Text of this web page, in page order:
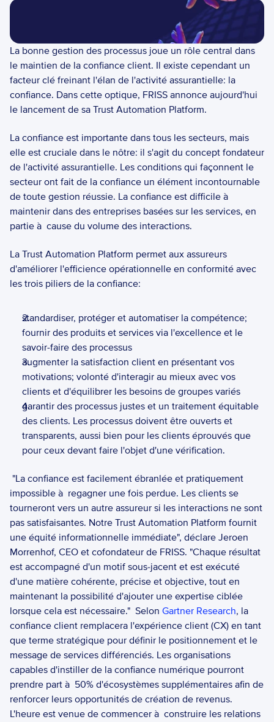
La bonne gestion des processus joue un rôle central dans
le maintien de la confiance client. Il existe cependant un
facteur clé freinant l'élan de l'activité assurantielle: la
confiance. Dans cette optique, FRISS annonce aujourd'hui
le lancement de sa Trust Automation Platform.
La confiance est importante dans tous les secteurs, mais
elle est cruciale dans le nôtre: il s'agit du concept fondateur
de l'activité assurantielle. Les conditions qui façonnent le
secteur ont fait de la confiance un élément incontournable
de toute gestion réussie. La confiance est difficile à
maintenir dans des entreprises basées sur les services, en
partie à  cause du volume des interactions.
La Trust Automation Platform permet aux assureurs
d'améliorer l'efficience opérationnelle en conformité avec
les trois piliers de la confiance:
standardiser, protéger et automatiser la compétence;
fournir des produits et services via l'excellence et le
savoir-faire des processus
augmenter la satisfaction client en présentant vos
motivations; volonté d'interagir au mieux avec vos
clients et d'équilibrer les besoins de groupes variés
garantir des processus justes et un traitement équitable
des clients. Les processus doivent être ouverts et
transparents, aussi bien pour les clients éprouvés que
pour ceux devant faire l'objet d'une vérification.
impossible à  regagner une fois perdue. Les clients se
tourneront vers un autre assureur si les interactions ne sont
pas satisfaisantes. Notre Trust Automation Platform fournit
une équité informationnelle immédiate", déclare Jeroen
Morrenhof, CEO et cofondateur de FRISS. "Chaque résultat
est accompagné d'un motif sous-jacent et est exécuté
d'une matière cohérente, précise et objective, tout en
maintenant la possibilité d'ajouter une expertise ciblée
lorsque cela est nécessaire."  Selon Gartner Research, la
confiance client remplacera l'expérience client (CX) en tant
que terme stratégique pour définir le positionnement et le
message de services différenciés. Les organisations
capables d'instiller de la confiance numérique pourront
prendre part à  50% d'écosystèmes supplémentaires afin de
renforcer leurs opportunités de création de revenus.
L'heure est venue de commencer à  construire les relations